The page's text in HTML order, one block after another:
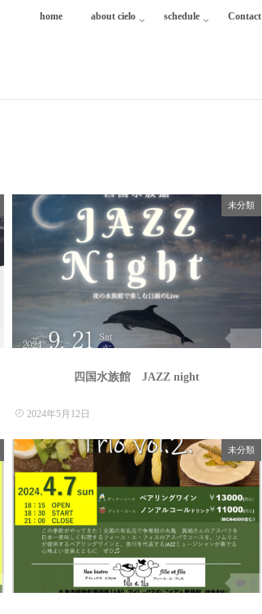
home about cielo schedule Contact
未分類
四国水族館 JAZZ night
2024年5月12日
未分類